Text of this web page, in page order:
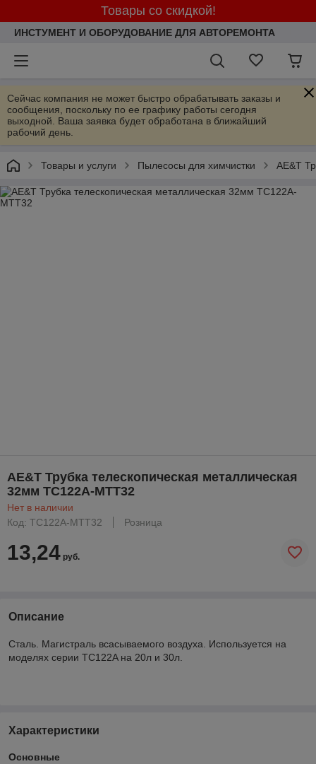
Товары со скидкой!
ИНСТУМЕНТ И ОБОРУДОВАНИЕ ДЛЯ АВТОРЕМОНТА
Сейчас компания не может быстро обрабатывать заказы и
сообщения, поскольку по ее графику работы сегодня
выходной. Ваша заявка будет обработана в ближайший
рабочий день.
Товары и услуги Пылесосы для химчистки AE&T
AE&T Трубка телескопическая металлическая
32мм TC122A-MTT32
Нет в наличии
Код: TC122A-MTT32
Розница
13,24 руб.
Описание
Сталь. Магистраль всасываемого воздуха. Используется на
моделях серии TC122A на 20л и 30л.
Характеристики
Основные